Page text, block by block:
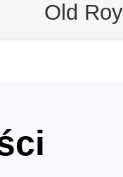
Old